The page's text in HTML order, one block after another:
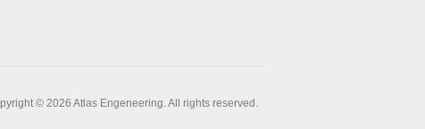
© 2026 Atlas Engeneering. All rights reserved.